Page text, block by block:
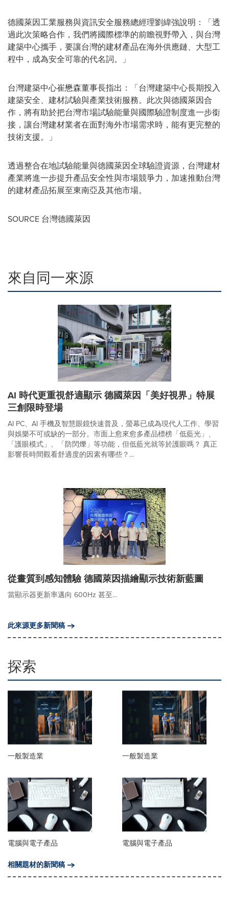
德國萊因工業服務與資訊安全服務總經理劉緯強說明：「透
過此次策略合作，我們將國際標準的前瞻視野帶入，與台灣
建築中心攜手，要讓台灣的建材產品在海外供應鏈、大型工
程中，成為安全可靠的代名詞。」
台灣建築中心崔懋森董事長指出：「台灣建築中心長期投入
建築安全、建材試驗與產業技術服務。此次與德國萊因合
作，將有助於把台灣市場試驗能量與國際驗證制度進一步銜
接，讓台灣建材業者在面對海外市場需求時，能有更完整的
技術支援。」
透過整合在地試驗能量與德國萊因全球驗證資源，台灣建材
產業將進一步提升產品安全性與市場競爭力，加速推動台灣
的建材產品拓展至東南亞及其他市場。
SOURCE 台灣德國萊因
來自同一來源
AI 時代更重視舒適顯示 德國萊因「美好視界」特展
三創限時登場
AI PC、AI 手機及智慧眼鏡快速普及，螢幕已成為現代人工作、學習
與娛樂不可或缺的一部分。市面上愈來愈多產品標榜「低藍光」、
「護眼模式」、「防閃爍」等功能，但低藍光就等於護眼嗎？ 真正
影響長時間觀看舒適度的因素有哪些？...
從畫質到感知體驗 德國萊因描繪顯示技術新藍圖
當顯示器更新率邁向 600Hz 甚至...
此來源更多新聞稿
探索
一般製造業 一般製造業
電腦與電子產品
電腦與電子產品
相關題材的新聞稿